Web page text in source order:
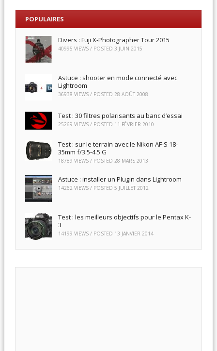
POPULAIRES
Divers : Fuji X-Photographer Tour 2015
40995 VIEWS / POSTED 3 JUIN 2015
Astuce : shooter en mode connecté avec
Lightroom
36938 VIEWS / POSTED 28 AOÛT 2008
Test : 30 filtres polarisants au banc d’essai
25269 VIEWS / POSTED 11 FÉVRIER 2010
Test : sur le terrain avec le Nikon AF-S 18-
35mm f/3.5-4.5 G
18789 VIEWS / POSTED 28 MARS 2013
Astuce : installer un Plugin dans Lightroom
14262 VIEWS / POSTED 5 JUILLET 2012
Test : les meilleurs objectifs pour le Pentax K-
3
14199 VIEWS / POSTED 13 JANVIER 2014